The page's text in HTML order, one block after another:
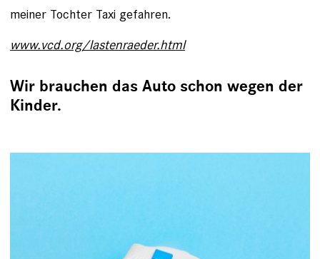
meiner Tochter Taxi gefahren.
www.vcd.org/lastenraeder.html
Wir brauchen das Auto schon wegen der
Kinder.